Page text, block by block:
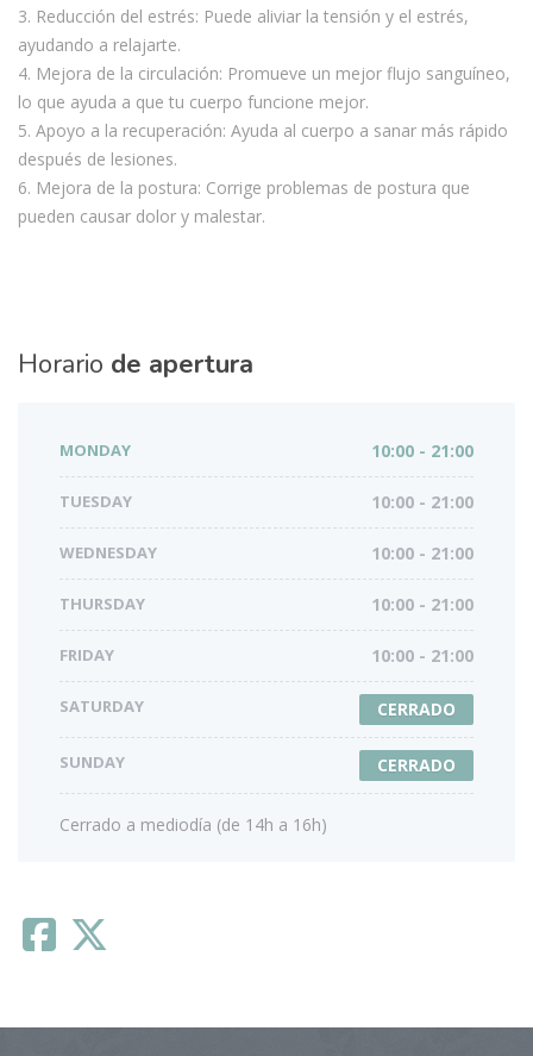
3. Reducción del estrés: Puede aliviar la tensión y el estrés,
ayudando a relajarte.
4. Mejora de la circulación: Promueve un mejor flujo sanguíneo,
lo que ayuda a que tu cuerpo funcione mejor.
5. Apoyo a la recuperación: Ayuda al cuerpo a sanar más rápido
después de lesiones.
6. Mejora de la postura: Corrige problemas de postura que
pueden causar dolor y malestar.
Horario de apertura
MONDAY 10:00 - 21:00
TUESDAY 10:00 - 21:00
WEDNESDAY 10:00 - 21:00
THURSDAY 10:00 - 21:00
FRIDAY 10:00 - 21:00
SATURDAY CERRADO
SUNDAY CERRADO
Cerrado a mediodía (de 14h a 16h)